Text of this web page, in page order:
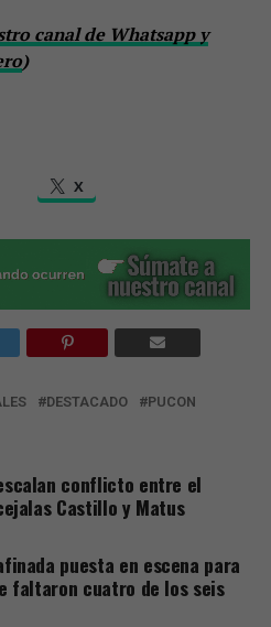
canal de Whatsapp y
)
X
DESTACADO
PUCON
conflicto entre el
Castillo y Matus
puesta en escena para
faltaron cuatro de los seis